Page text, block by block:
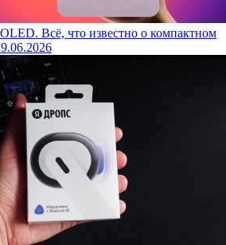
Всё, что известно о компактном